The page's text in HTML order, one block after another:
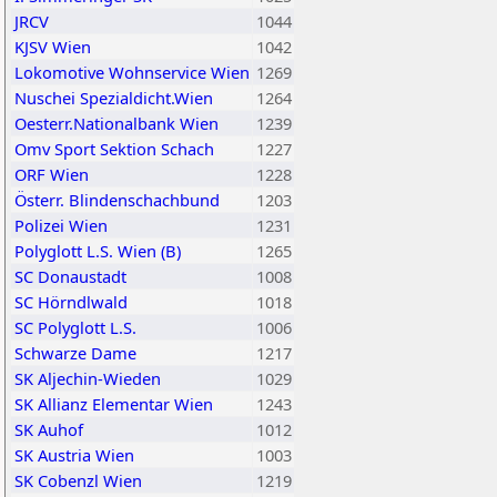
JRCV
1044
KJSV Wien
1042
Lokomotive Wohnservice Wien 1269
Nuschei Spezialdicht.Wien
1264
Oesterr.Nationalbank Wien
1239
Omv Sport Sektion Schach
1227
ORF Wien
1228
Österr. Blindenschachbund
1203
Polizei Wien
1231
Polyglott L.S. Wien (B)
1265
SC Donaustadt
1008
SC Hörndlwald
1018
SC Polyglott L.S.
1006
Schwarze Dame
1217
SK Aljechin-Wieden
1029
SK Allianz Elementar Wien
1243
SK Auhof
1012
SK Austria Wien
1003
SK Cobenzl Wien
1219